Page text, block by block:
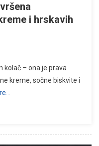
i hrskavih
kolač – ona je prava
kreme, sočne biskvite i